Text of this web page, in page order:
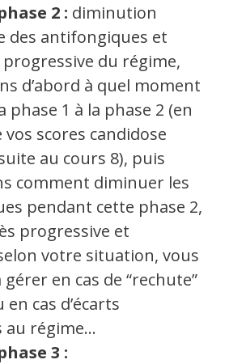
2 : diminution
des antifongiques et
du régime,
d’abord à quel moment
phase 1 à la phase 2 (en
scores candidose
au cours 8), puis
comment diminuer les
pendant cette phase 2,
progressive et
votre situation, vous
en cas de “rechute”
en cas d’écarts
régime…
3 :